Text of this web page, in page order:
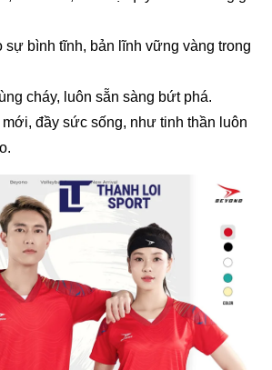
bình tĩnh, bản lĩnh vững vàng trong
cháy, luôn sẵn sàng bứt phá.
đầy sức sống, như tinh thần luôn